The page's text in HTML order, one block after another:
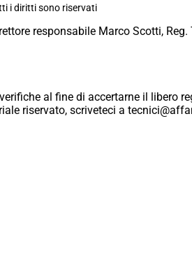
i diritti sono riservati
responsabile Marco Scotti, Reg.
al fine di accertarne il libero
riservato, scriveteci a